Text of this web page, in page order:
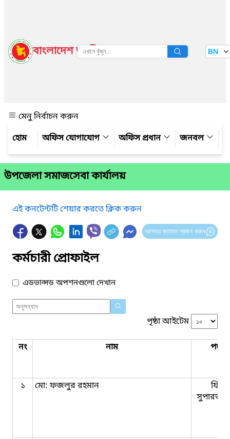
বাংলাদেশ জাতীয় তথ্য বাতায়ন BN
মেনু নির্বাচন করুন
অফিস যোগাযোগ
অফিস প্রধান জনবল
উপজেলা সমাজসেবা কার্যালয়
এই কনটেন্টটি শেয়ার করতে ক্লিক করুন
আপনার মতামত প্রদান করুন
কর্মচারী প্রোফাইল
এডভান্সড অপশনগুলো দেখান
পৃষ্ঠা আইটেম
নং নাম পদবি
১ মো: ফজলুর রহমান
ফিল্ড